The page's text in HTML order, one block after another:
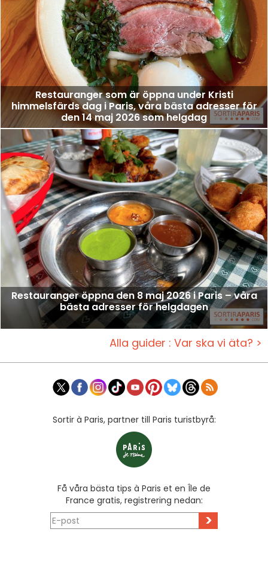
Restauranger som är öppna under Kristi
himmelsfärds dag i Paris, våra bästa adresser för
den 14 maj 2026 som helgdag
Restauranger öppna den 8 maj 2026 i Paris – våra
bästa adresser för helgdagen
Alla guider : Var ska vi äta? >
Sortir à Paris, partner till Paris turistbyrå:
Få våra bästa tips à Paris et en Île de
France gratis, registrering nedan:
>